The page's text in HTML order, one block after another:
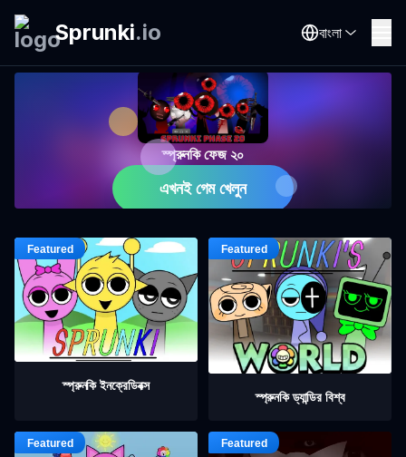
Sprunki.io বাংলা
স্প্রুনকি ফেজ ২০
এখনই গেম খেলুন
স্প্রুনকি ইনক্রেডিবক্স
স্প্রুনকি ড্যান্ডির বিশ্ব